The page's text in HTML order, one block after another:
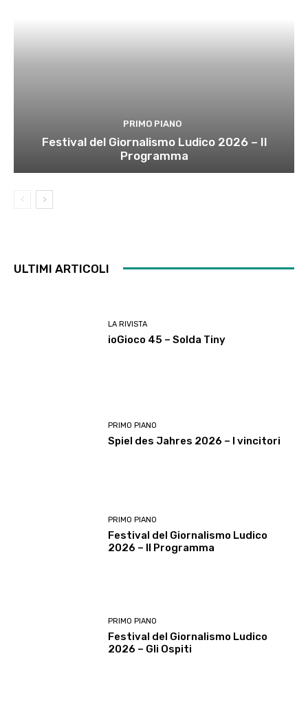
PRIMO PIANO
Festival del Giornalismo Ludico 2026 – Il
Programma
ULTIMI ARTICOLI
LA RIVISTA
ioGioco 45 – Solda Tiny
PRIMO PIANO
Spiel des Jahres 2026 – I vincitori
PRIMO PIANO
Festival del Giornalismo Ludico
2026 – Il Programma
PRIMO PIANO
Festival del Giornalismo Ludico
2026 – Gli Ospiti